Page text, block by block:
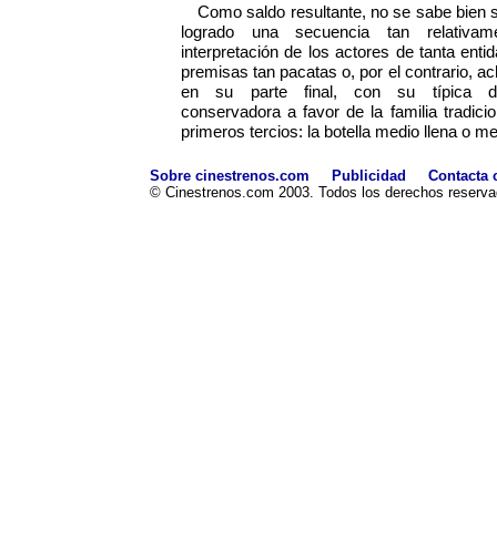
Como saldo resultante, no se sabe bien
logrado una secuencia tan
interpretación de los actores de tanta
premisas tan pacatas o, por el contrario,
en su parte final, con su típica
conservadora a favor de la familia
primeros tercios: la botella medio llena o
Sobre cinestrenos.com Publicidad
Contacta
© Cinestrenos.com 2003. Todos los derechos